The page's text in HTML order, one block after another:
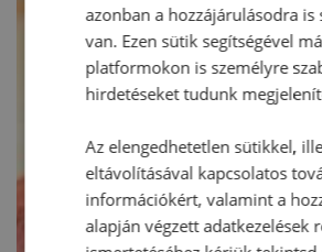
azonban a hozzájárulásodra is
van. Ezen sütik segítségével
platformokon is személyre
hirdetéseket tudunk
Az elengedhetetlen sütikkel,
eltávolításával kapcsolatos
információkért, valamint a
alapján végzett adatkezelések